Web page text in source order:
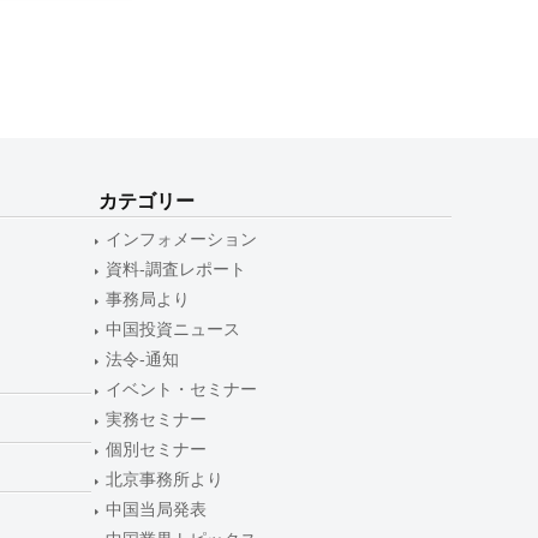
カテゴリー
インフォメーション
資料-調査レポート
事務局より
中国投資ニュース
法令-通知
イベント・セミナー
実務セミナー
個別セミナー
北京事務所より
中国当局発表